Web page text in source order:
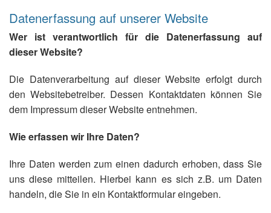
Datenerfassung auf unserer Website
Wer ist verantwortlich für die Datenerfassung auf
dieser Website?
Die Datenverarbeitung auf dieser Website erfolgt durch
den Websitebetreiber. Dessen Kontaktdaten können Sie
dem Impressum dieser Website entnehmen.
Wie erfassen wir Ihre Daten?
Ihre Daten werden zum einen dadurch erhoben, dass Sie
uns diese mitteilen. Hierbei kann es sich z.B. um Daten
handeln, die Sie in ein Kontaktformular eingeben.